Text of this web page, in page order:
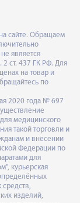
сайте. Обращаем
является
ст. 437 ГК РФ. Для
на товар и
по
2020 года № 697
медицинского
такой торговли и
и внесении
Федерации по
для
курьерская
средств,
изделий,